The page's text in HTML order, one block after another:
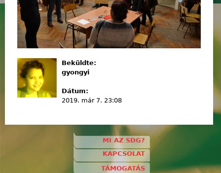
Beküldte:
gyongyi
Dátum:
2019. már 7. 23:08
MI AZ SDG?
KAPCSOLAT
TÁMOGATÁS